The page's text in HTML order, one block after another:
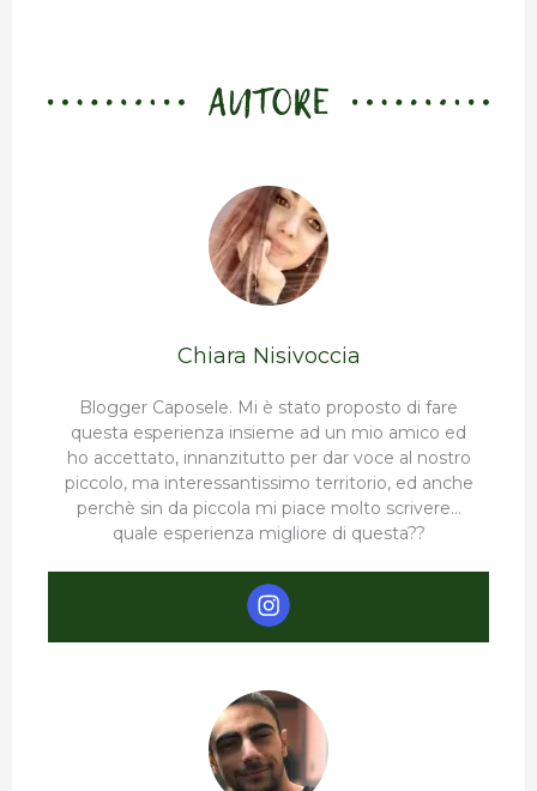
AUTORE
Chiara Nisivoccia
Blogger Caposele. Mi è stato proposto di fare
questa esperienza insieme ad un mio amico ed
ho accettato, innanzitutto per dar voce al nostro
piccolo, ma interessantissimo territorio, ed anche
perchè sin da piccola mi piace molto scrivere…
quale esperienza migliore di questa??